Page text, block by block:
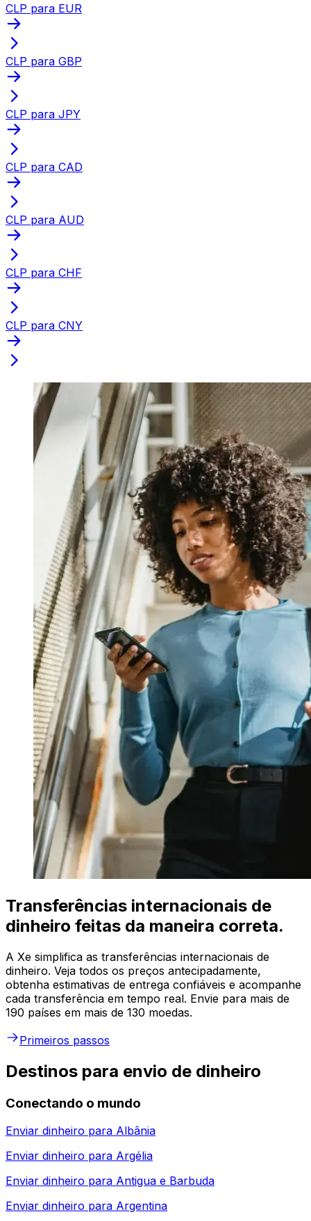
CLP para EUR
CLP para GBP
CLP para JPY
CLP para CAD
CLP para AUD
CLP para CHF
CLP para CNY
Transferências internacionais de
dinheiro feitas da maneira correta.
A Xe simplifica as transferências internacionais de
dinheiro. Veja todos os preços antecipadamente,
obtenha estimativas de entrega confiáveis e acompanhe
cada transferência em tempo real. Envie para mais de
190 países em mais de 130 moedas.
Primeiros passos
Destinos para envio de dinheiro
Conectando o mundo
Enviar dinheiro para Albânia
Enviar dinheiro para Argélia
Enviar dinheiro para Antigua e Barbuda
Enviar dinheiro para Argentina